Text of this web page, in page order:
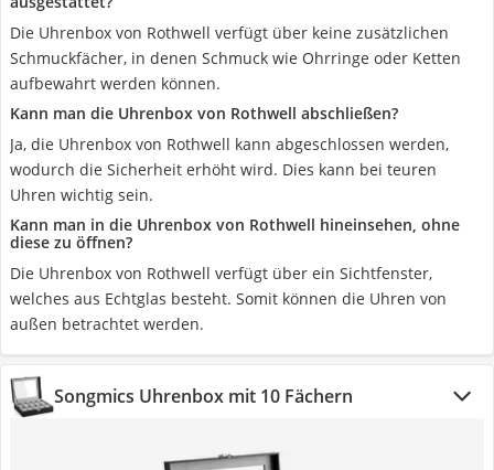
Die Uhrenbox von Rothwell verfügt über keine zusätzlichen
Schmuckfächer, in denen Schmuck wie Ohrringe oder Ketten
aufbewahrt werden können.
Kann man die Uhrenbox von Rothwell abschließen?
Ja, die Uhrenbox von Rothwell kann abgeschlossen werden,
wodurch die Sicherheit erhöht wird. Dies kann bei teuren
Uhren wichtig sein.
Kann man in die Uhrenbox von Rothwell hineinsehen, ohne
diese zu öffnen?
Die Uhrenbox von Rothwell verfügt über ein Sichtfenster,
welches aus Echtglas besteht. Somit können die Uhren von
außen betrachtet werden.
Songmics Uhrenbox mit 10 Fächern